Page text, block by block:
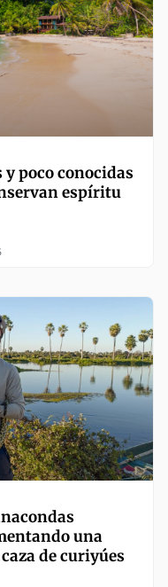
poco conocidas
espíritu
una
de curiyúes